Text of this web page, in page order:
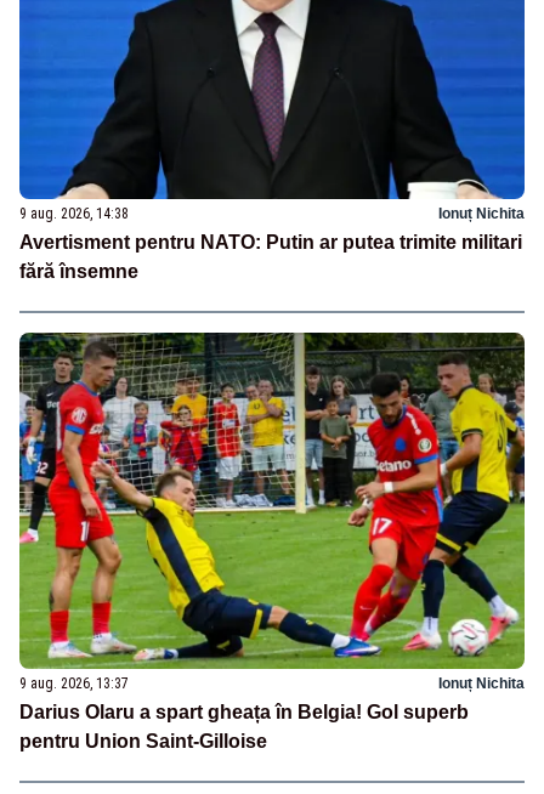
9 aug. 2026, 14:38 Ionuț Nichita
Avertisment pentru NATO: Putin ar putea trimite militari
fără însemne
9 aug. 2026, 13:37 Ionuț Nichita
Darius Olaru a spart gheața în Belgia! Gol superb
pentru Union Saint-Gilloise